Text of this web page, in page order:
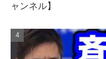
ャンネル】